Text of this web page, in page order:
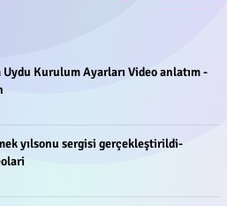
Kurulum Ayarları Video anlatım -
yılsonu sergisi gerçekleştirildi-